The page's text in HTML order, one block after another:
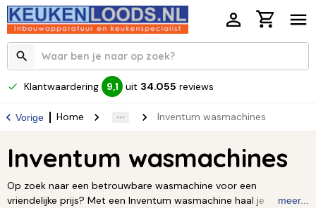
Klantwaardering 9,1 uit 34.055 reviews
Vorige Home Inventum wasmachines
Inventum wasmachines
Op zoek naar een betrouwbare wasmachine voor een
vriendelijke prijs? Met een Inventum wasmachine haal je
meer...